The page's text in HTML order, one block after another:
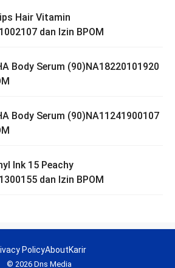
Hair Vitamin
dan Izin BPOM
Body Serum (90)NA18220101920
Body Serum (90)NA11241900107
Ink 15 Peachy
dan Izin BPOM
© 2026 Dns Media
PolicyAboutKarir